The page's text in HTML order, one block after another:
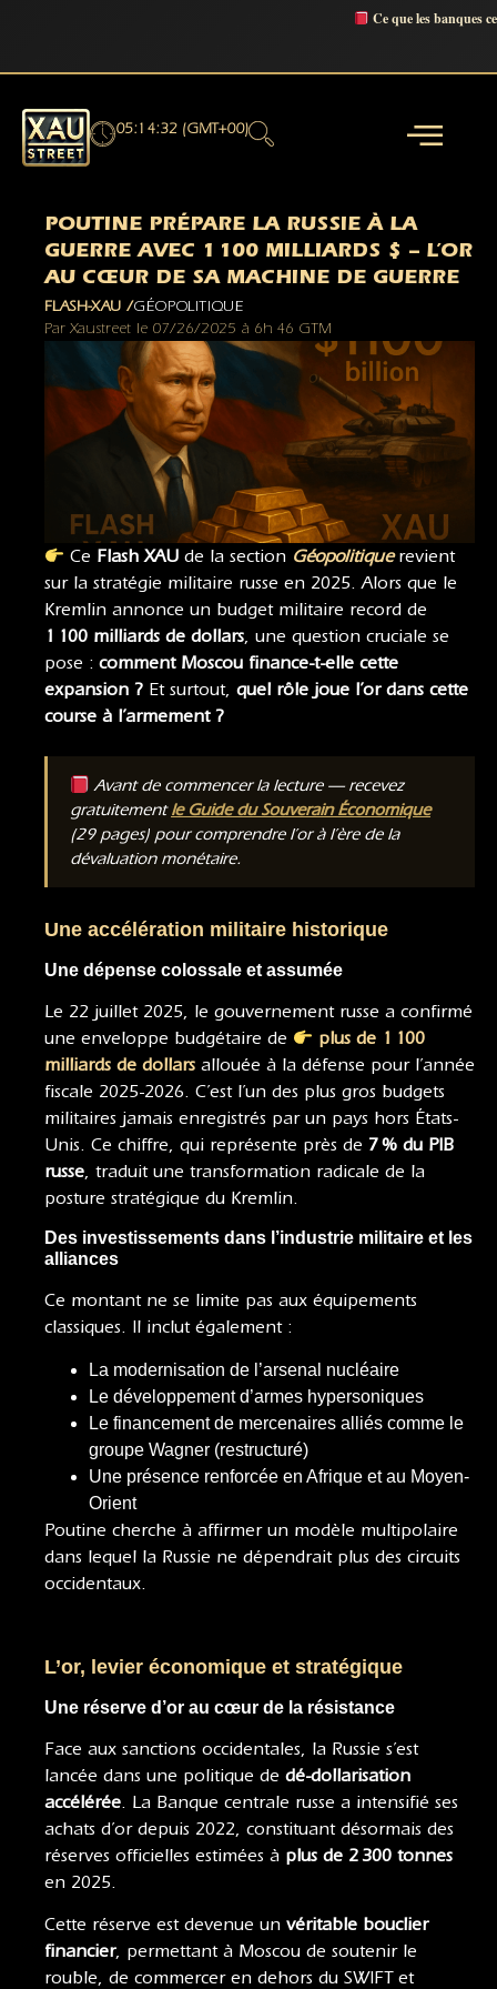
Ce que les banques
05:14:33 (GMT+00)
POUTINE PRÉPARE LA RUSSIE À LA
GUERRE AVEC 1 100 MILLIARDS $ – L’OR
AU CŒUR DE SA MACHINE DE GUERRE
FLASH-XAU /GÉOPOLITIQUE
Par Xaustreet le 07/26/2025 à 6h 46 GTM
Ce Flash XAU de la section Géopolitiquerevient
sur la stratégie militaire russe en 2025. Alors que le
Kremlin annonce un budget militaire record de
1 100 milliards de dollars, une question cruciale se
pose : comment Moscou finance-t-elle cette
expansion ? Et surtout, quel rôle joue l’or dans cette
course à l’armement ?
Avant de commencer la lecture — recevez
gratuitementle Guide du Souverain Économique
(29 pages) pour comprendre l’or à l’ère de la
dévaluation monétaire.
Une accélération militaire historique
Une dépense colossale et assumée
Le 22 juillet 2025, le gouvernement russe a confirmé
une enveloppe budgétaire de
plus de 1 100
milliards de dollars allouée à la défense pour l’année
fiscale 2025-2026. C’est l’un des plus gros budgets
militaires jamais enregistrés par un pays hors États-
Unis. Ce chiffre, qui représente près de 7 % du PIB
russe, traduit une transformation radicale de la
posture stratégique du Kremlin.
Des investissements dans l’industrie militaire et les
alliances
Ce montant ne se limite pas aux équipements
classiques. Il inclut également :
La modernisation de l’arsenal nucléaire
Le développement d’armes hypersoniques
Le financement de mercenaires alliés comme le
groupe Wagner (restructuré)
Une présence renforcée en Afrique et au Moyen-
Orient
Poutine cherche à affirmer un modèle multipolaire
dans lequel la Russie ne dépendrait plus des circuits
occidentaux.
L’or, levier économique et stratégique
Une réserve d’or au cœur de la résistance
Face aux sanctions occidentales, la Russie s’est
lancée dans une politique de dé-dollarisation
accélérée . La Banque centrale russe a intensifié ses
achats d’or depuis 2022, constituant désormais des
réserves officielles estimées à plus de 2 300 tonnes
en 2025.
Cette réserve est devenue un véritable bouclier
financier, permettant à Moscou de soutenir le
rouble, de commercer en dehors du SWIFT et